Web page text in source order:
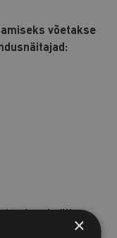
võetakse
alusel välja
×